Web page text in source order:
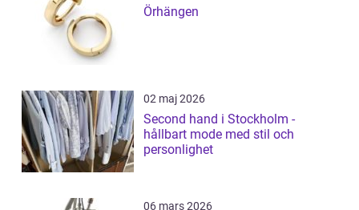
Örhängen
02 maj 2026
Second hand i Stockholm -
hållbart mode med stil och
personlighet
06 mars 2026